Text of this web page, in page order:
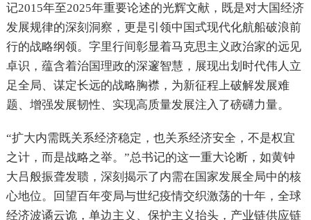
记2015年至2025年重要论述的光辉文献，既是对大国经济
发展规律的深刻洞察，更是引领中国式现代化航船破浪前
行的战略纲领。字里行间彰显着马克思主义政治家的远见
卓识，蕴含着治国理政的深邃智慧，展现出划时代伟人立
足全局、谋定长远的战略胸襟，为新征程上破解发展难
题、增强发展韧性、实现高质量发展注入了磅礴力量。
“扩大内需既关系经济稳定，也关系经济安全，不是权宜
之计，而是战略之举。”总书记的这一重大论断，如黄钟
大吕般振聋发聩，深刻揭示了内需在国家发展全局中的核
心地位。回望百年变局与世纪疫情交织激荡的十年，全球
经济波谲云诡，单边主义、保护主义抬头，产业链供应链